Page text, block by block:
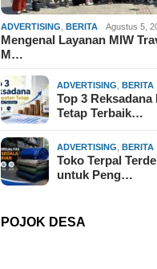
ADVERTISING ,BERITA Agustus 5,
Mengenal Layanan MIW
M…
ADVERTISING ,BERITA
Top 3 Reksadana
Tetap Terbaik…
ADVERTISING ,BERITA
Toko Terpal
untuk Peng…
POJOK DESA